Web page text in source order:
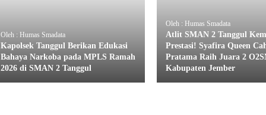
Oleh : Humas Smadata
Kapolsek Tanggul Berikan Edukasi
Bahaya Narkoba pada MPLS Ramah
2026 di SMAN 2 Tanggul
Oleh : Humas Smadata
Atlit SMAN 2 Tanggul
Prestasi! Syafira Queen
Pratama Raih Juara 2
Kabupaten Jember